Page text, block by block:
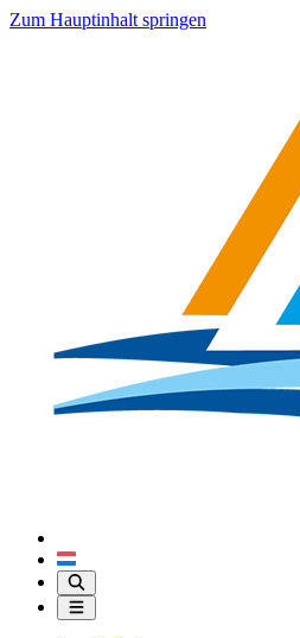
Zum Hauptinhalt springen